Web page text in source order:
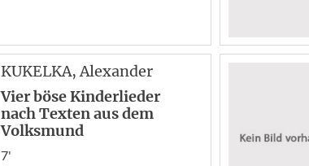
KUKELKA, Alexander
Vier böse Kinderlieder
nach Texten aus dem
Volksmund
7'